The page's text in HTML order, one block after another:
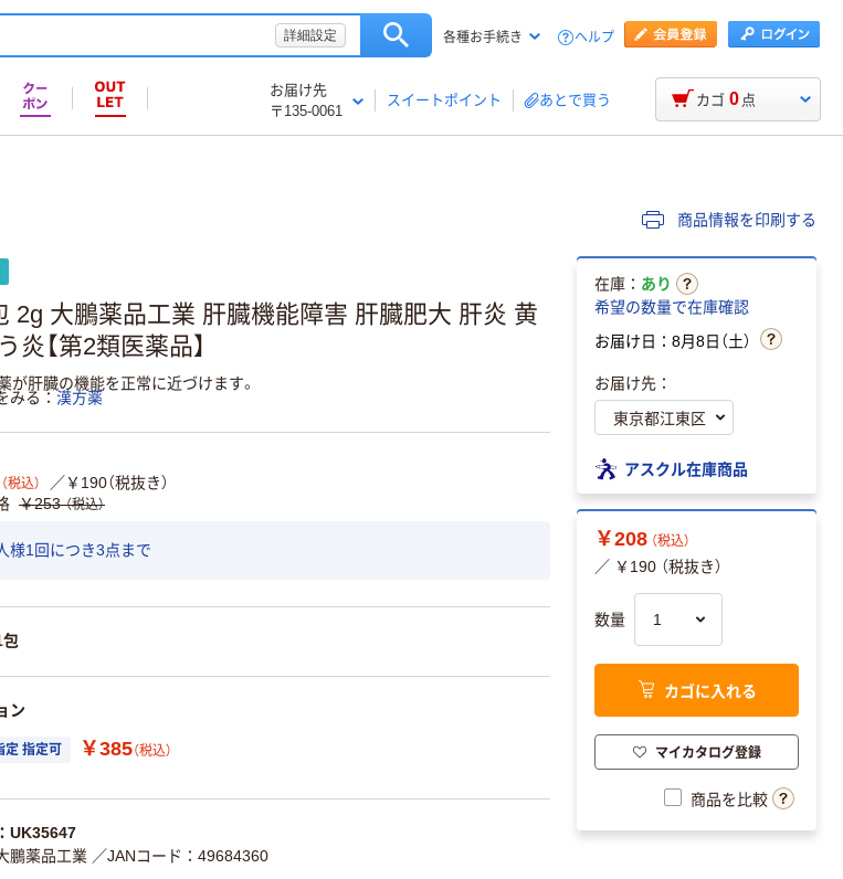
詳細設定 各種お手続き ヘルプ
お届け先
〒135-0061
スイートポイント あとで買う カゴ 0 点
商品情報を印刷する
2g 大鵬薬品工業 肝臓機能障害 肝臓肥大 肝炎 黄
炎【第2類医薬品】
が肝臓の機能を正常に近づけます。
みる
漢方薬
（税込）
／￥190（税抜き）
￥253 （税込）
様1回につき3点まで
ン
定 指定可 ￥385（税込）
UK35647
鵬薬品工業 ／JANコード：49684360
在庫： あり
希望の数量で在庫確認
お届け日：8月8日（土）
お届け先：
アスクル在庫商品
￥208 （税込）
／ ￥190 （税抜き）
数量
カゴに入れる
マイカタログ登録
商品を比較